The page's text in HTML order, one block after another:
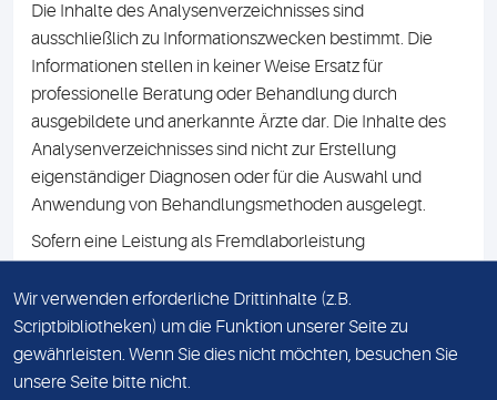
Die Inhalte des Analysenverzeichnisses sind
ausschließlich zu Informationszwecken bestimmt. Die
Informationen stellen in keiner Weise Ersatz für
professionelle Beratung oder Behandlung durch
ausgebildete und anerkannte Ärzte dar. Die Inhalte des
Analysenverzeichnisses sind nicht zur Erstellung
eigenständiger Diagnosen oder für die Auswahl und
Anwendung von Behandlungsmethoden ausgelegt.
Sofern eine Leistung als Fremdlaborleistung
Namen des Fremdlabors mit. Mit der Beauftragung der
Fremdlaborleistung erklären Sie sich mit dieser
Vereinbarung einverstanden.
Wir verwenden erforderliche Drittinhalte (z.B.
Scriptbibliotheken) um die Funktion unserer Seite zu
gewährleisten. Wenn Sie dies nicht möchten, besuchen Sie
unsere Seite bitte nicht.